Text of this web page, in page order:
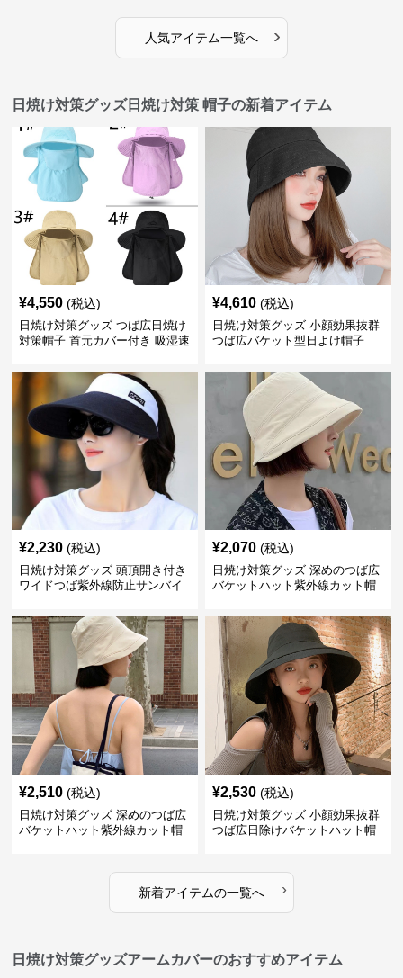
人気アイテム一覧へ ›
日焼け対策グッズ日焼け対策 帽子の新着アイテム
¥4,550 (税込)
日焼け対策グッズ つば広日焼け
対策帽子 首元カバー付き 吸湿速
¥4,610 (税込)
日焼け対策グッズ 小顔効果抜群
つば広バケット型日よけ帽子
¥2,230 (税込)
日焼け対策グッズ 頭頂開き付き
ワイドつば紫外線防止サンバイ
¥2,070 (税込)
日焼け対策グッズ 深めのつば広
バケットハット紫外線カット帽
¥2,510 (税込)
日焼け対策グッズ 深めのつば広
バケットハット紫外線カット帽
¥2,530 (税込)
日焼け対策グッズ 小顔効果抜群
つば広日除けバケットハット帽
新着アイテムの一覧へ ›
日焼け対策グッズアームカバーのおすすめアイテム